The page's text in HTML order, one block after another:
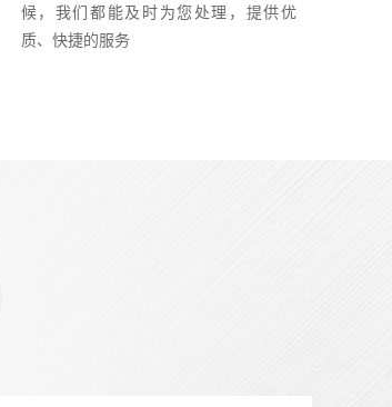
候，我们都能及时为您处理，提供优
质、快捷的服务